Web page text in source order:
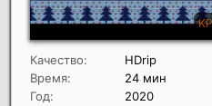
Качество:
HDrip
Время:
24 мин
Год:
2020